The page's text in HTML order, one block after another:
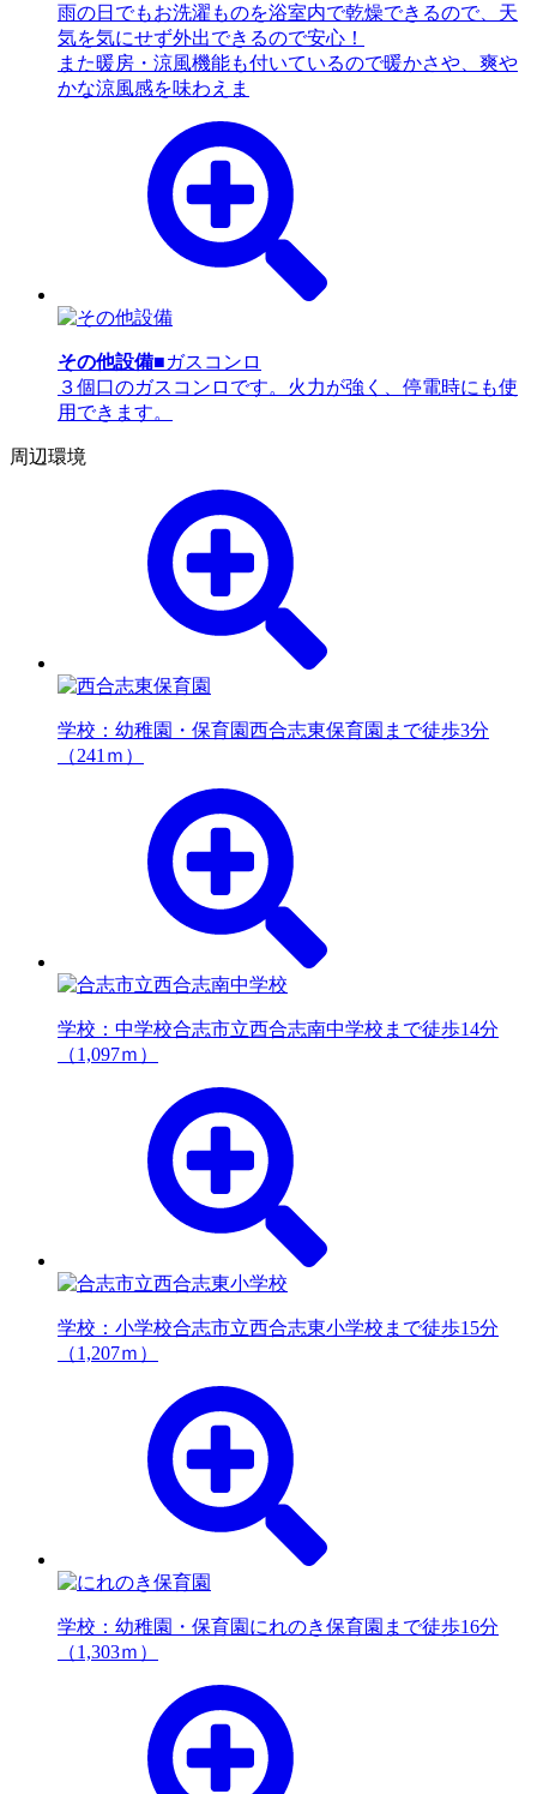
雨の日でもお洗濯ものを浴室内で乾燥できるので、天
気を気にせず外出できるので安心！
また暖房・涼風機能も付いているので暖かさや、爽や
かな涼風感を味わえま
その他設備■ガスコンロ
３個口のガスコンロです。火力が強く、停電時にも使
用できます。
周辺環境
学校：幼稚園・保育園西合志東保育園まで徒歩3分
（241ｍ）
学校：中学校合志市立西合志南中学校まで徒歩14分
（1,097ｍ）
学校：小学校合志市立西合志東小学校まで徒歩15分
（1,207ｍ）
学校：幼稚園・保育園 にれのき保育園まで徒歩16分
（1,303ｍ）